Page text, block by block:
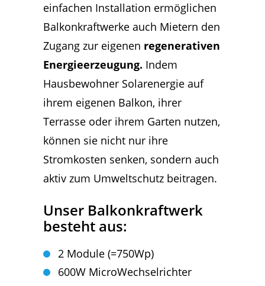
einfachen Installation ermöglichen
Balkonkraftwerke auch Mietern den
Zugang zur eigenen regenerativen
Energieerzeugung. Indem
Hausbewohner Solarenergie auf
ihrem eigenen Balkon, ihrer
Terrasse oder ihrem Garten nutzen,
können sie nicht nur ihre
Stromkosten senken, sondern auch
aktiv zum Umweltschutz beitragen.
Unser Balkonkraftwerk
besteht aus:
2 Module (=750Wp)
600W MicroWechselrichter